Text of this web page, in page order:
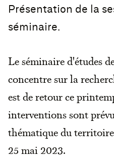
Présentation de la
séminaire.
Le séminaire d'études
concentre sur la
est de retour ce
interventions sont
thématique du
25 mai 2023.